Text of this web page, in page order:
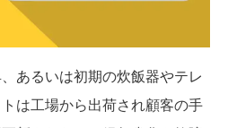
あるいは初期の炊飯器やテレ
は工場から出荷され顧客の手